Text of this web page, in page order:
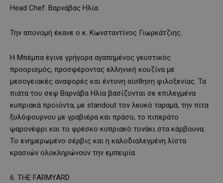
Head Chef: Βαρνάβας Ηλία
Την απονομή έκανε ο κ. Κωνσταντίνος Γιωρκάτζιης.
Η Μπέμπα έγινε γρήγορα αγαπημένος γευστικός
προορισμός, προσφέροντας ελληνική κουζίνα με
μεσογειακές αναφορές και έντονη αίσθηση φιλοξενίας. Τα
πιάτα του σεφ Βαρνάβα Ηλία βασίζονται σε επιλεγμένα
κυπριακά προϊόντα, με standout τον λευκό ταραμά, την πίτα
ξυλόφουρνου με γραβιέρα και πράσο, το πιπεράτο
ψαρονέφρι και το φρέσκο κυπριακό τονάκι στα κάρβουνα.
Το ενημερωμένο σέρβις και η καλοδιαλεγμένη λίστα
κρασιών ολοκληρώνουν την εμπειρία.
6. THE FARMYARD